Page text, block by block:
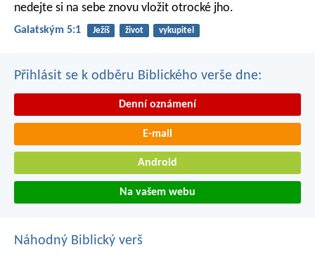
nedejte si na sebe znovu vložit otrocké jho.
Galatským 5:1 Ježíš život vykupitel
Přihlásit se k odběru Biblického verše dne:
Denní oznámení
E-mail
Android
Na vašem webu
Náhodný Biblický verš